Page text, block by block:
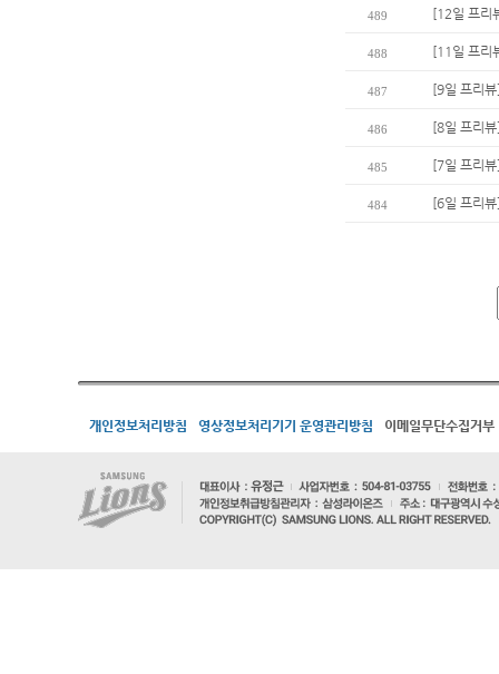
489 [12일 프리
488 [11일 프리
487 [9일 프리
486 [8일 프리
485 [7일 프리
484 [6일 프리
개인정보처리방침 영상정보처리기기 운영관리방침 이메일무단수집거부